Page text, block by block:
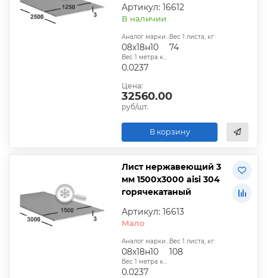
Артикул: 16612
В наличии
Аналог марки стали:
08х18н10
Вес 1 листа, кг:
74
Вес 1 метра квадратного, т:
0.0237
Цена:
32560.00
руб/шт.
В корзину
Лист нержавеющий 3
мм 1500х3000 aisi 304
горячекатаный
Артикул: 16613
Мало
Аналог марки стали:
08х18н10
Вес 1 листа, кг:
108
Вес 1 метра квадратного, т:
0.0237